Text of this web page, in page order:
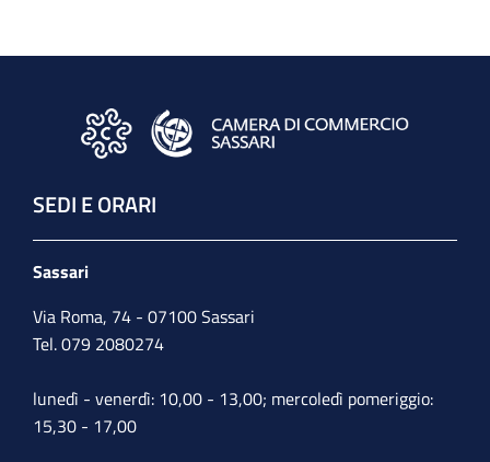
SEDI E ORARI
Sassari
Via Roma, 74 - 07100 Sassari
Tel. 079 2080274
lunedì - venerdì: 10,00 - 13,00; mercoledì pomeriggio:
15,30 - 17,00